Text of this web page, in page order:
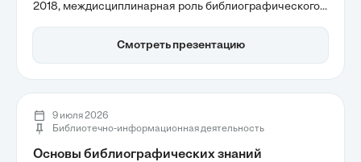
2018, междисциплинарная роль библиографического
ресурсов. Эти аспекты подчеркивают важность точной
идентификации источников для обеспечения
Смотреть презентацию
9 июля 2026
Библиотечно-информационная деятельность
Основы библиографических знаний